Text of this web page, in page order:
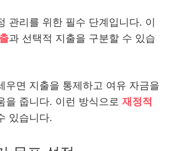
관리를 위한 필수 단계입니다. 이
과 선택적 지출을 구분할 수 있습
우면 지출을 통제하고 여유 자금을
을 줍니다. 이런 방식으로 재정적
있습니다.